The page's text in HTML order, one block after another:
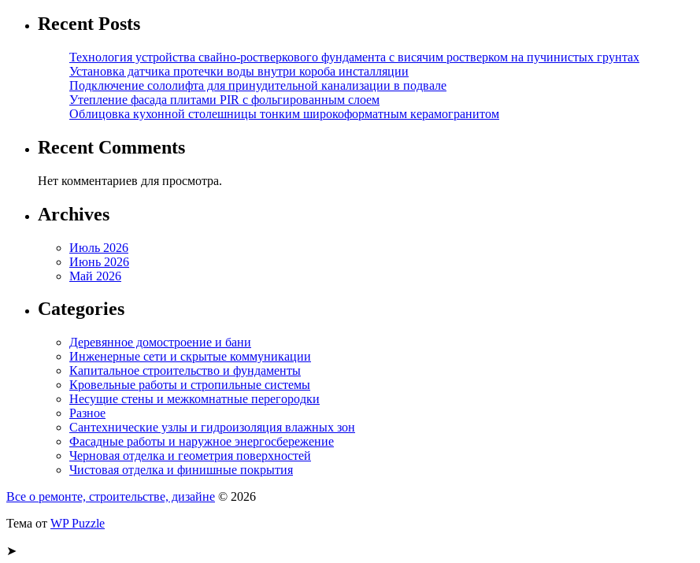
Recent Posts
Технология устройства свайно-ростверкового фундамента с висячим ростверком на пучинистых грунтах
Установка датчика протечки воды внутри короба инсталляции
Подключение сололифта для принудительной канализации в подвале
Утепление фасада плитами PIR с фольгированным слоем
Облицовка кухонной столешницы тонким широкоформатным керамогранитом
Recent Comments
Нет комментариев для просмотра.
Archives
Июль 2026
Июнь 2026
Май 2026
Categories
Деревянное домостроение и бани
Инженерные сети и скрытые коммуникации
Капитальное строительство и фундаменты
Кровельные работы и стропильные системы
Несущие стены и межкомнатные перегородки
Разное
Сантехнические узлы и гидроизоляция влажных зон
Фасадные работы и наружное энергосбережение
Черновая отделка и геометрия поверхностей
Чистовая отделка и финишные покрытия
Все о ремонте, строительстве, дизайне © 2026
Тема от WP Puzzle
➤